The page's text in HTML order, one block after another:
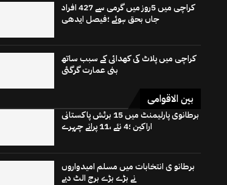
کراچی میں 5روز میں گرمی سے 427 افراد
جاں بحق ہوئے ؛فیصل ایدھی
کراچی میں پلاٹ کی کھدائی کے سبب ساتھ
بنی عمارت گرگئی
بین الاقوامی
برطانوی پارلیمنٹ میں 15 برٹش پاکستانی
اراکین ؛4 نئے ،11 پرانے چہرے
برطانو ی انتخابات میں مسلم امیدواروں
نے بڑے بڑے برج الٹ دیے